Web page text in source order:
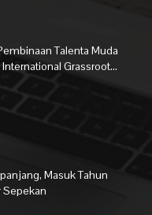
Talenta Muda
Grassroot...
Masuk Tahun
Sepekan